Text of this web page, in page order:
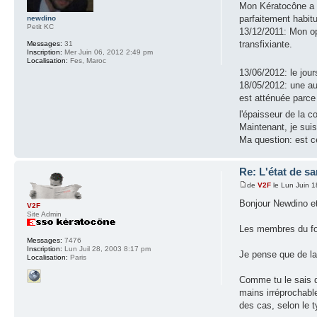
Mon Kératocône
parfaitement
13/12/2011: Mon
transfixiante.
13/06/2012: le
18/05/2012: une
est atténuée
l'épaisseur de la
Maintenant, je
Ma question: est
newdino
Petit KC
Messages: 31
Inscription: Mer Juin 06, 2012 2:49 pm
Localisation: Fes, Maroc
Re: L'état de
deV2F le Lun Juin
Bonjour Newdino
Les membres du
Je pense que de
Comme tu le sais
mains
des cas, selon le
V2F
Site Admin
Messages: 7476
Inscription: Lun Juil 28, 2003 8:17 pm
Localisation: Paris